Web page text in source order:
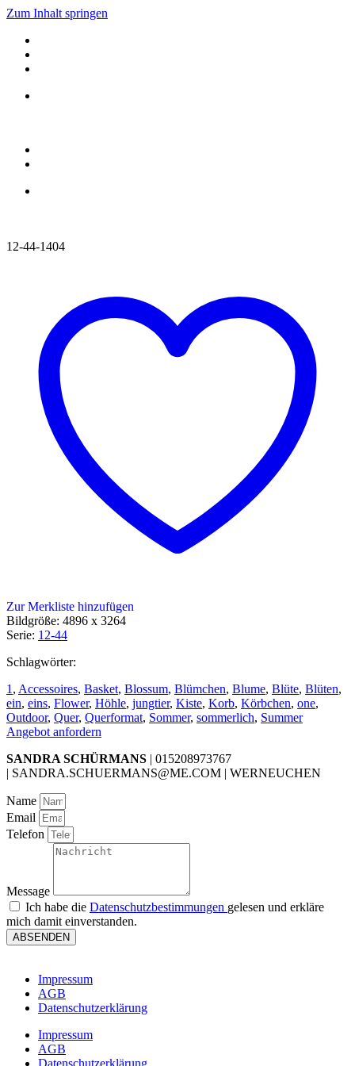
Zum Inhalt springen
12-44-1404
Zur Merkliste hinzufügen
Bildgröße: 4896 x 3264
Serie: 12-44
Schlagwörter:
1 , Accessoires, Basket, Blossum, Blümchen, Blume, Blüte, Blüten,
ein, eins, Flower, Höhle, jungtier, Kiste, Korb, Körbchen, one,
Outdoor, Quer, Querformat, Sommer, sommerlich, Summer
Angebot anfordern
SANDRA SCHÜRMANS | 015208973767
| SANDRA.SCHUERMANS@ME.COM | WERNEUCHEN
Name
Email
Telefon
Message
Ich habe die Datenschutzbestimmungen gelesen und erkläre
mich damit einverstanden.
ABSENDEN
Impressum
AGB
Datenschutzerklärung
Impressum
AGB
Datenschutzerklärung